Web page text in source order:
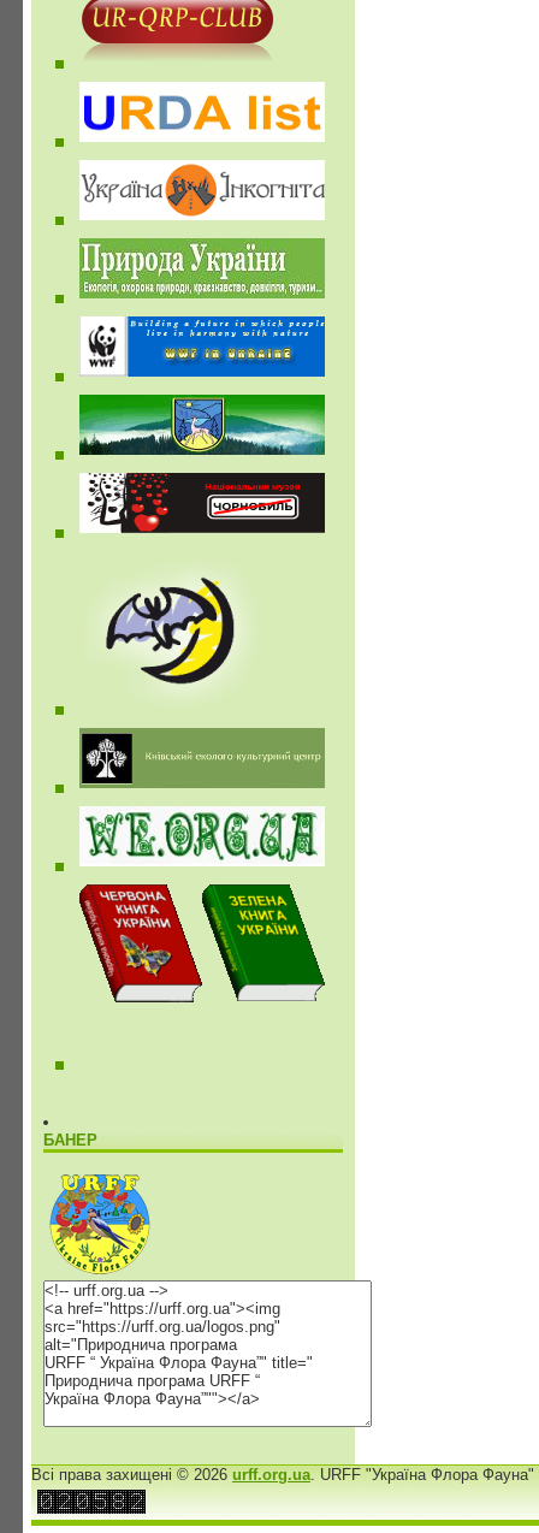
БАНЕР
Всі права захищені © 2026urff.org.ua. URFF "Україна Флора Фауна"